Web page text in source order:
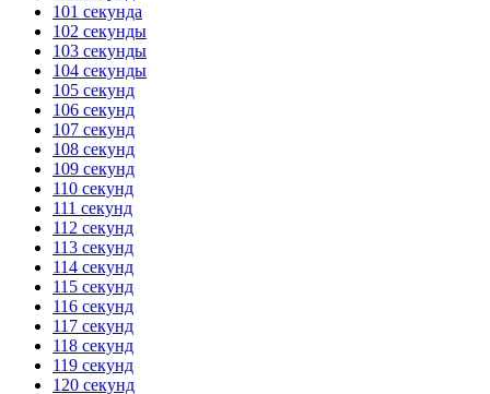
101 секунда
102 секунды
103 секунды
104 секунды
105 секунд
106 секунд
107 секунд
108 секунд
109 секунд
110 секунд
111 секунд
112 секунд
113 секунд
114 секунд
115 секунд
116 секунд
117 секунд
118 секунд
119 секунд
120 секунд